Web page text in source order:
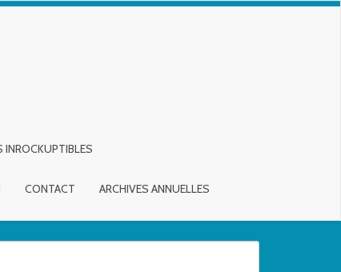
INROCKUPTIBLES
CONTACT ARCHIVES ANNUELLES